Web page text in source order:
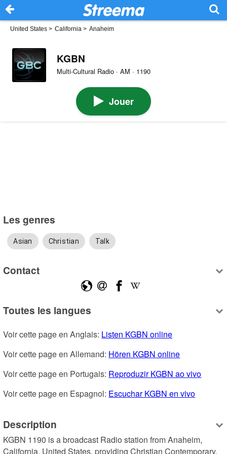
United States > California > Anaheim
KGBN
Multi-Cultural Radio · AM · 1190
Jouer
Les genres
Asian Christian Talk
Contact
Toutes les langues
Voir cette page en Anglais: Listen KGBN online
Voir cette page en Allemand: Hören KGBN online
Voir cette page en Portugais: Reproduzir KGBN ao vivo
Voir cette page en Espagnol: Escuchar KGBN en vivo
Description
KGBN 1190 is a broadcast Radio station from Anaheim,
California, United States, providing Christian Contemporary,